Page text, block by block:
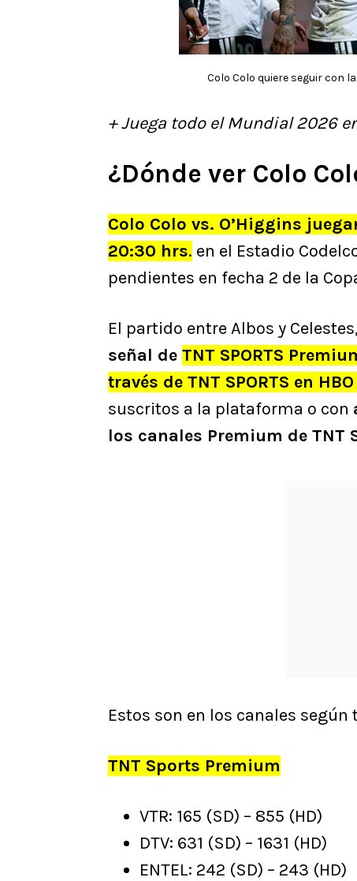
Colo Colo quiere seguir con
+ Juega todo el Mundial 2026
¿Dónde ver Colo
Colo Colo vs. O’Higgins
20:30 hrs. en el Estadio
pendientes en fecha 2 de la
El partido entre Albos y Celestes,
señal de TNT SPORTS
través de TNT SPORTS en
suscritos a la plataforma o con
los canales Premium de TNT
Estos son en los canales según
TNT Sports Premium
VTR: 165 (SD) – 855 (HD)
DTV: 631 (SD) – 1631 (HD)
ENTEL: 242 (SD) – 243 (HD)